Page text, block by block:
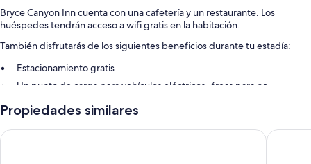
Bryce Canyon Inn cuenta con una cafetería y un restaurante. Los
huéspedes tendrán acceso a wifi gratis en la habitación.
También disfrutarás de los siguientes beneficios durante tu estadía:
Estacionamiento gratis
Un punto de carga para vehículos eléctricos, áreas para no
Asistencia turística y para la compra de entradas y un área de
parrillas
Propiedades similares
Best Western Plus Ruby's Inn Bryce